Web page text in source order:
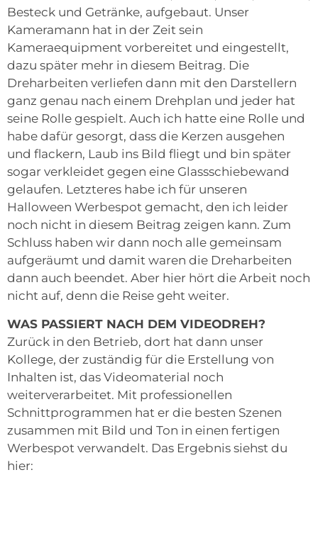
Besteck und Getränke, aufgebaut. Unser
Kameramann hat in der Zeit sein
Kameraequipment vorbereitet und eingestellt,
dazu später mehr in diesem Beitrag. Die
Dreharbeiten verliefen dann mit den Darstellern
ganz genau nach einem Drehplan und jeder hat
seine Rolle gespielt. Auch ich hatte eine Rolle und
habe dafür gesorgt, dass die Kerzen ausgehen
und flackern, Laub ins Bild fliegt und bin später
sogar verkleidet gegen eine Glassschiebewand
gelaufen. Letzteres habe ich für unseren
Halloween Werbespot gemacht, den ich leider
noch nicht in diesem Beitrag zeigen kann. Zum
Schluss haben wir dann noch alle gemeinsam
aufgeräumt und damit waren die Dreharbeiten
dann auch beendet. Aber hier hört die Arbeit noch
nicht auf, denn die Reise geht weiter.
WAS PASSIERT NACH DEM VIDEODREH?
Zurück in den Betrieb, dort hat dann unser
Kollege, der zuständig für die Erstellung von
Inhalten ist, das Videomaterial noch
weiterverarbeitet. Mit professionellen
Schnittprogrammen hat er die besten Szenen
zusammen mit Bild und Ton in einen fertigen
Werbespot verwandelt. Das Ergebnis siehst du
hier: